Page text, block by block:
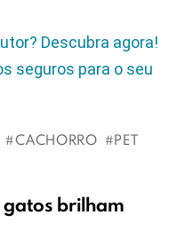
Descubra agora!
seguros para o seu
CACHORRO PET
gatos brilham